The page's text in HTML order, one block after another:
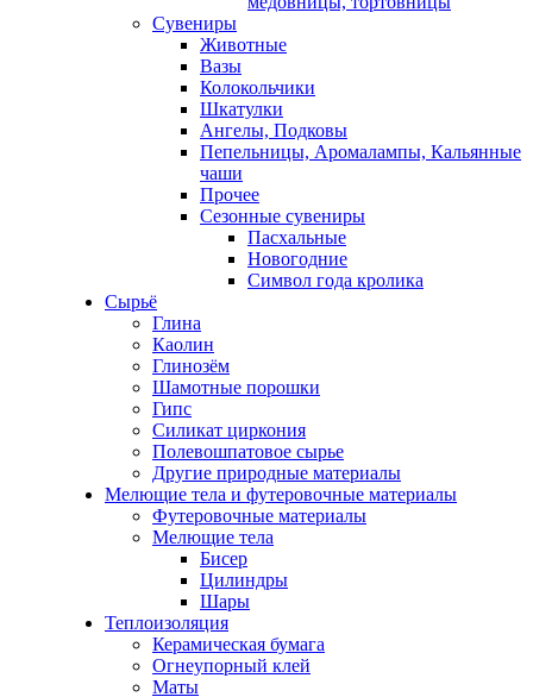
Сувениры
Животные
Вазы
Колокольчики
Шкатулки
Ангелы, Подковы
Пепельницы, Аромалампы, Кальянные
чаши
Прочее
Сезонные сувениры
Пасхальные
Новогодние
Символ года кролика
Сырьё
Глина
Каолин
Глинозём
Шамотные порошки
Гипс
Силикат циркония
Полевошпатовое сырье
Другие природные материалы
Мелющие тела и футеровочные материалы
Футеровочные материалы
Мелющие тела
Бисер
Цилиндры
Шары
Теплоизоляция
Керамическая бумага
Огнеупорный клей
Маты